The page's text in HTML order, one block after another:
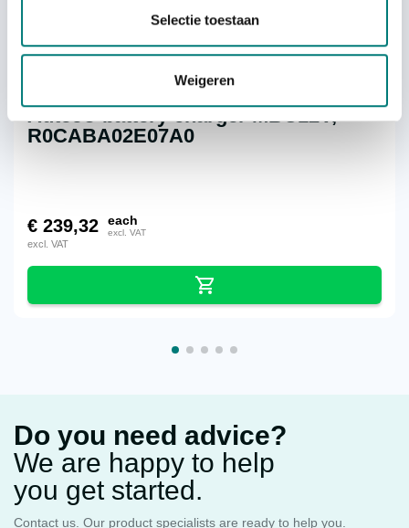
Selectie toestaan
Weigeren
Autec® battery charger MBC12V,
R0CABA02E07A0
€ 239,32 each
excl. VAT
excl. VAT
Do you need advice?
We are happy to help
you get started.
Contact us. Our product specialists are ready to help you.